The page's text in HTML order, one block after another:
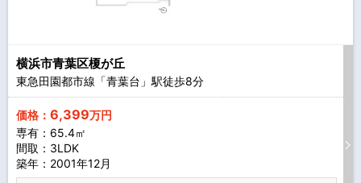
横浜市青葉区榎が丘
東急田園都市線「青葉台」駅徒歩8分
価格： 6,399万円
専有：65.4㎡
間取：3LDK
築年：2001年12月